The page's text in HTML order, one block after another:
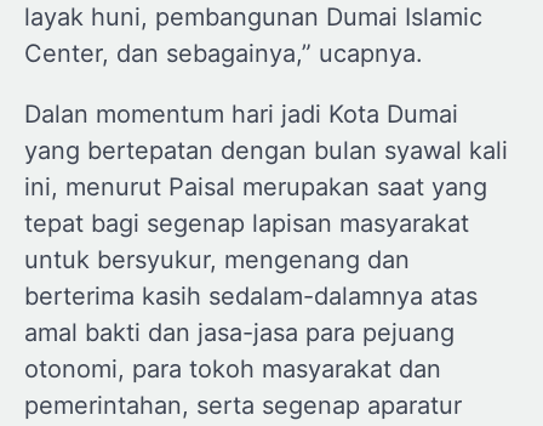
layak huni, pembangunan Dumai Islamic
Center, dan sebagainya,” ucapnya.
Dalan momentum hari jadi Kota Dumai
yang bertepatan dengan bulan syawal kali
ini, menurut Paisal merupakan saat yang
tepat bagi segenap lapisan masyarakat
untuk bersyukur, mengenang dan
berterima kasih sedalam-dalamnya atas
amal bakti dan jasa-jasa para pejuang
otonomi, para tokoh masyarakat dan
pemerintahan, serta segenap aparatur